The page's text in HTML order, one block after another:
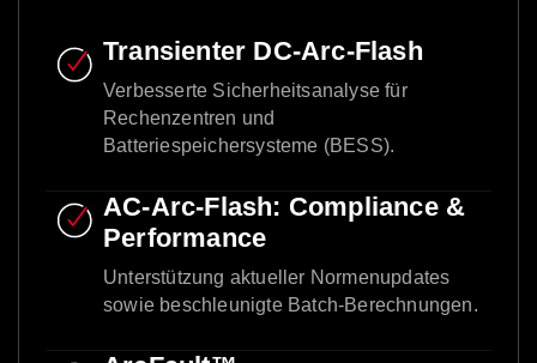
Transienter DC-Arc-Flash
Verbesserte Sicherheitsanalyse für
Rechenzentren und
Batteriespeichersysteme (BESS).
AC-Arc-Flash: Compliance &
Performance
Unterstützung aktueller Normenupdates
sowie beschleunigte Batch-Berechnungen.